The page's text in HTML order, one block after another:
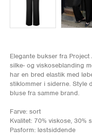
Elegante bukser fra
silke- og viskoseblanding
har en bred elastik med
stiklommer i siderne. Style
bluse fra samme brand.
Farve: sort
Kvalitet: 70% viskose, 30%
Pasform: løstsiddende